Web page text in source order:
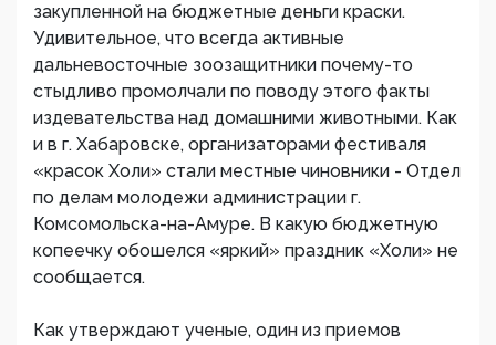
закупленной на бюджетные деньги краски.
Удивительное, что всегда активные
дальневосточные зоозащитники почему-то
стыдливо промолчали по поводу этого факты
издевательства над домашними животными. Как
и в г. Хабаровске, организаторами фестиваля
«красок Холи» стали местные чиновники - Отдел
по делам молодежи администрации г.
Комсомольска-на-Амуре. В какую бюджетную
копеечку обошелся «яркий» праздник «Холи» не
сообщается.
Как утверждают ученые, один из приемов